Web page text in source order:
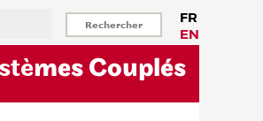
FR
EN
mes Couplés